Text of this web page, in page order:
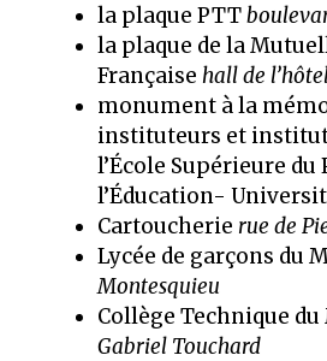
la plaque PTT
la plaque de la
Française hall de
monument à la
instituteurs et
l’École Supérieure du
l’Éducation-
Cartoucherie rue de
Lycée de garçons du
Montesquieu
Collège Technique du
Gabriel Touchard